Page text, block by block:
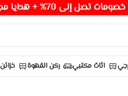
خصومات تصل إلى 70% + هدايا مجانية
اثاث مكتبي ركن القهوة خزائن